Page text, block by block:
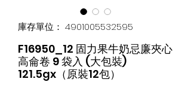
庫存單位： 4901005532595
F16950_12 固力果牛奶忌廉夾心
高侖卷 9 袋入 (大包裝)
121.5gx（原裝12包）